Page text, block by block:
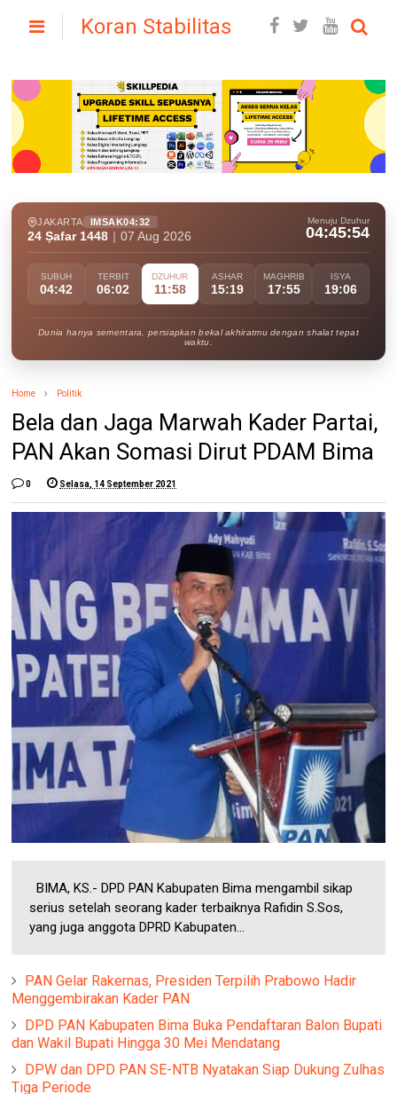
Koran Stabilitas
JAKARTA IMSAK04:32
24 Ṣafar 1448 07 Aug 2026
Menuju Dzuhur
04:45:52
SUBUH
04:42
TERBIT
06:02
DZUHUR
11:58
ASHAR
15:19
MAGHRIB
17:55
ISYA
19:06
Dunia hanya sementara, persiapkan bekal akhiratmu dengan shalat tepat
waktu.
Home Politik
Bela dan Jaga Marwah Kader Partai,
PAN Akan Somasi Dirut PDAM Bima
0 Selasa, 14 September 2021
BIMA, KS.- DPD PAN Kabupaten Bima mengambil sikap
serius setelah seorang kader terbaiknya Rafidin S.Sos,
yang juga anggota DPRD Kabupaten...
PAN Gelar Rakernas, Presiden Terpilih Prabowo Hadir
Menggembirakan Kader PAN
DPD PAN Kabupaten Bima Buka Pendaftaran Balon Bupati
dan Wakil Bupati Hingga 30 Mei Mendatang
DPW dan DPD PAN SE-NTB Nyatakan Siap Dukung Zulhas
Tiga Periode